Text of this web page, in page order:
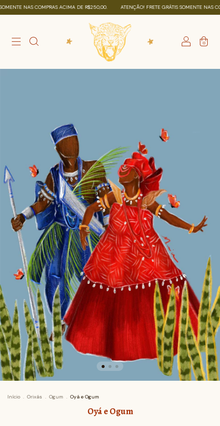
NAS COMPRAS ACIMA DE R$250,00. ATENÇÃO! FRETE GRÁTIS SOMENTE NAS
0
Início Orixás Ogum Oyá e Ogum
Oyá e Ogum